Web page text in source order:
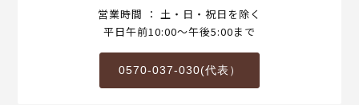
営業時間 ： 土・日・祝日を除く
平日午前10:00～午後5:00まで
0570-037-030(代表）